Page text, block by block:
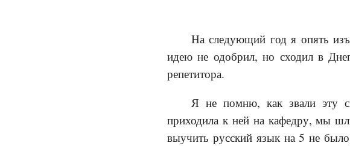
На следующий год я опять
идею не одобрил, но сходил в
репетитора.
Я не помню, как звали эту
приходила к ней на кафедру, мы
выучить русский язык на 5 не